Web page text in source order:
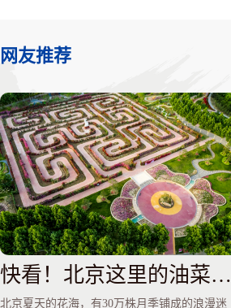
网友推荐
快看！北京这里的油菜花海居然是紫色的！还免费
北京夏天的花海，有30万株月季铺成的浪漫迷